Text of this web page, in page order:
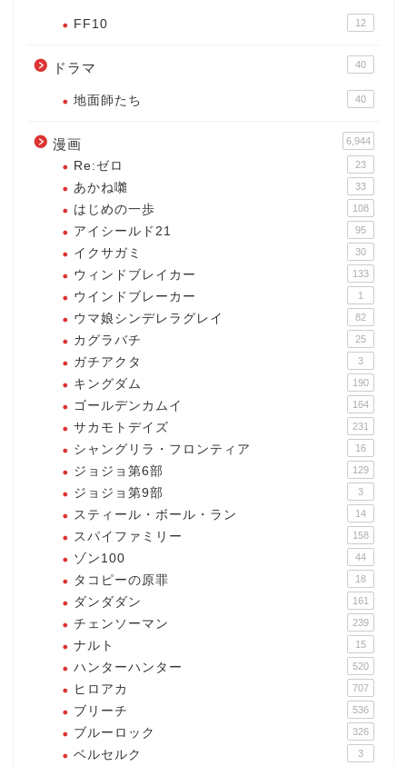
FF10 12
ドラマ 40
地面師たち 40
漫画 6,944
Re:ゼロ 23
あかね囃 33
はじめの一歩 108
アイシールド21 95
イクサガミ 30
ウィンドブレイカー 133
ウインドブレーカー 1
ウマ娘シンデレラグレイ 82
カグラバチ 25
ガチアクタ 3
キングダム 190
ゴールデンカムイ 164
サカモトデイズ 231
シャングリラ・フロンティア 16
ジョジョ第6部 129
ジョジョ第9部 3
スティール・ボール・ラン 14
スパイファミリー 158
ゾン100 44
タコピーの原罪 18
ダンダダン 161
チェンソーマン 239
ナルト 15
ハンターハンター 520
ヒロアカ 707
ブリーチ 536
ブルーロック 326
ベルセルク 3